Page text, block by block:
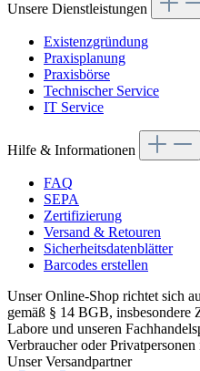
Unsere Dienstleistungen
Existenzgründung
Praxisplanung
Praxisbörse
Technischer Service
IT Service
Hilfe & Informationen
FAQ
SEPA
Zertifizierung
Versand & Retouren
Sicherheitsdatenblätter
Barcodes erstellen
Unser Online-Shop richtet sich
gemäß § 14 BGB, insbesondere
Labore und unseren
Verbraucher oder
Unser Versandpartner